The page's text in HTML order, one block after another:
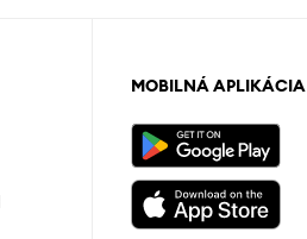
MOBILNÁ APLIKÁCIA